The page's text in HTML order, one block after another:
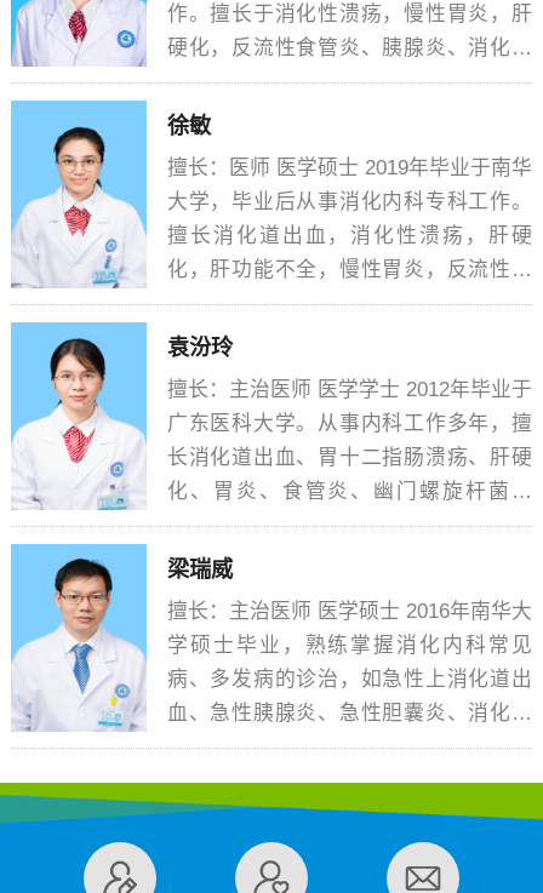
作。擅长于消化性溃疡，慢性胃炎，肝
硬化，反流性食管炎、胰腺炎、消化道
出血、功能性胃肠病等常见消化疾病的
诊治。在核心期刊上发表论文1篇。
张淑娥
徐敏
擅长：医师 医学硕士 2019年毕业于南华
大学，毕业后从事消化内科专科工作。
擅长消化道出血，消化性溃疡，肝硬
化，肝功能不全，慢性胃炎，反流性食
管炎，溃疡性结肠炎等消化性疾病的诊
治，以及胃镜，肠镜，胃肠息肉切除等
徐敏
袁汾玲
擅长：主治医师 医学学士 2012年毕业于
广东医科大学。从事内科工作多年，擅
长消化道出血、胃十二指肠溃疡、肝硬
化、胃炎、食管炎、幽门螺旋杆菌感
染、急性胰腺炎、溃疡性结肠炎等消化
系统疾病诊治。
袁汾玲
梁瑞威
擅长：主治医师 医学硕士 2016年南华大
学硕士毕业，熟练掌握消化内科常见
病、多发病的诊治，如急性上消化道出
血、急性胰腺炎、急性胆囊炎、消化性
溃疡、肝炎、肝硬化、缺血性肠病、肠
梗阻、胃肠道息肉等。